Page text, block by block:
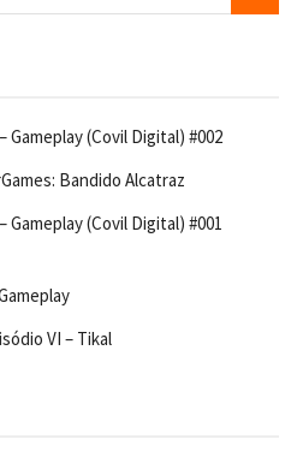
(Covil Digital) #002
Bandido Alcatraz
(Covil Digital) #001
VI – Tikal